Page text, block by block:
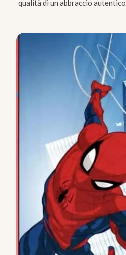
qualità di un abbraccio autentico.